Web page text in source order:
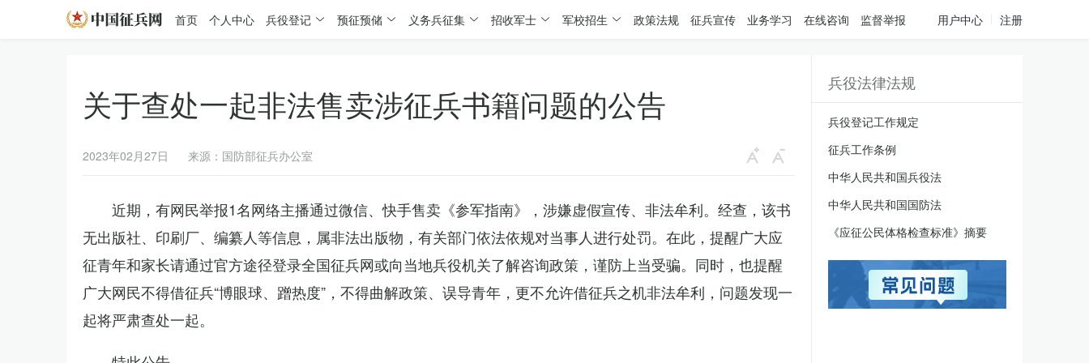
首页 个人中心 兵役登记 预征预储 义务兵征集 招收军士 军校招生 政策法规 征兵宣传 业务学习 在线咨询 监督举报 用户中心 注册
关于查处一起非法售卖涉征兵书籍问题的公告
2023年02月27日 来源：国防部征兵办公室
近期，有网民举报1名网络主播通过微信、快手售卖《参军指南》，涉嫌虚假宣传、非法牟利。经查，该书
无出版社、印刷厂、编纂人等信息，属非法出版物，有关部门依法依规对当事人进行处罚。在此，提醒广大应
征青年和家长请通过官方途径登录全国征兵网或向当地兵役机关了解咨询政策，谨防上当受骗。同时，也提醒
广大网民不得借征兵“博眼球、蹭热度”，不得曲解政策、误导青年，更不允许借征兵之机非法牟利，问题发现一
起将严肃查处一起。
兵役法律法规
兵役登记工作规定
征兵工作条例
中华人民共和国兵役法
中华人民共和国国防法
《应征公民体格检查标准》摘要